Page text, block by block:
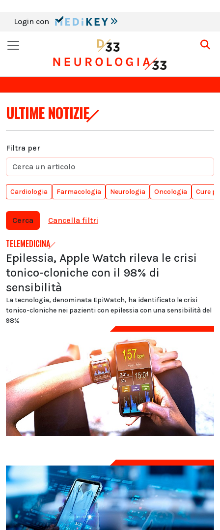
Login con
ULTIME NOTIZIE
Filtra per
Cardiologia Farmacologia Neurologia Oncologia Cure
Cerca Cancella filtri
TELEMEDICINA
Epilessia, Apple Watch rileva le crisi
tonico-cloniche con il 98% di
sensibilità
La tecnologia, denominata EpiWatch, ha identificato le crisi
tonico-cloniche nei pazienti con epilessia con una sensibilità del
98%